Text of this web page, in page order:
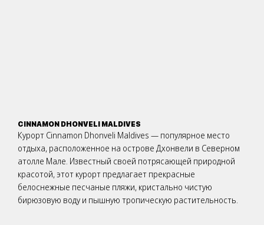
CINNAMON DHONVELI MALDIVES
Курорт Cinnamon Dhonveli Maldives — популярное место
отдыха, расположенное на острове Дхонвели в Северном
атолле Мале. Известный своей потрясающей природной
красотой, этот курорт предлагает прекрасные
белоснежные песчаные пляжи, кристально чистую
бирюзовую воду и пышную тропическую растительность.